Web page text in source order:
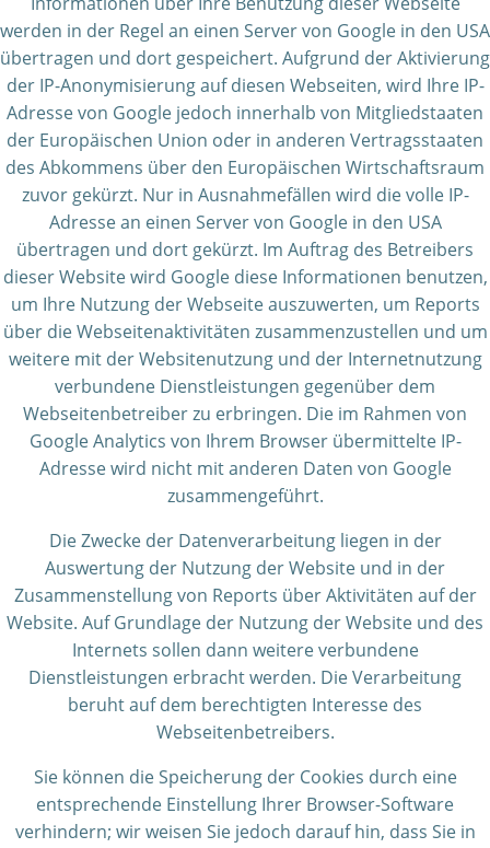
werden in der Regel an einen Server von Google in den USA
übertragen und dort gespeichert. Aufgrund der Aktivierung
der IP-Anonymisierung auf diesen Webseiten, wird Ihre IP-
Adresse von Google jedoch innerhalb von Mitgliedstaaten
der Europäischen Union oder in anderen Vertragsstaaten
des Abkommens über den Europäischen Wirtschaftsraum
zuvor gekürzt. Nur in Ausnahmefällen wird die volle IP-
Adresse an einen Server von Google in den USA
übertragen und dort gekürzt. Im Auftrag des Betreibers
dieser Website wird Google diese Informationen benutzen,
um Ihre Nutzung der Webseite auszuwerten, um Reports
über die Webseitenaktivitäten zusammenzustellen und um
weitere mit der Websitenutzung und der Internetnutzung
verbundene Dienstleistungen gegenüber dem
Webseitenbetreiber zu erbringen. Die im Rahmen von
Google Analytics von Ihrem Browser übermittelte IP-
Adresse wird nicht mit anderen Daten von Google
zusammengeführt.
Die Zwecke der Datenverarbeitung liegen in der
Auswertung der Nutzung der Website und in der
Zusammenstellung von Reports über Aktivitäten auf der
Website. Auf Grundlage der Nutzung der Website und des
Internets sollen dann weitere verbundene
Dienstleistungen erbracht werden. Die Verarbeitung
beruht auf dem berechtigten Interesse des
Webseitenbetreibers.
Sie können die Speicherung der Cookies durch eine
entsprechende Einstellung Ihrer Browser-Software
verhindern; wir weisen Sie jedoch darauf hin, dass Sie in